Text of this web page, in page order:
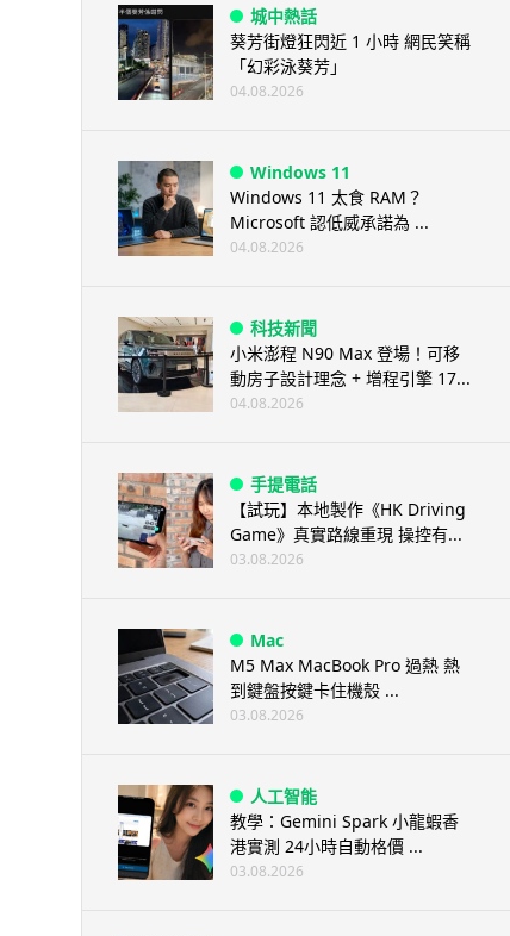
城中熱話
葵芳街燈狂閃近 1 小時 網民笑稱
「幻彩泳葵芳」
04.08.2026
Windows 11
Windows 11 太食 RAM？
Microsoft 認低威承諾為 ...
04.08.2026
科技新聞
小米澎程 N90 Max 登場！可移
動房子設計理念 + 增程引擎 17...
04.08.2026
手提電話
【試玩】本地製作《HK Driving
Game》真實路線重現 操控有...
03.08.2026
Mac
M5 Max MacBook Pro 過熱 熱
到鍵盤按鍵卡住機殼 ...
03.08.2026
人工智能
教學：Gemini Spark 小龍蝦香
港實測 24小時自動格價 ...
03.08.2026